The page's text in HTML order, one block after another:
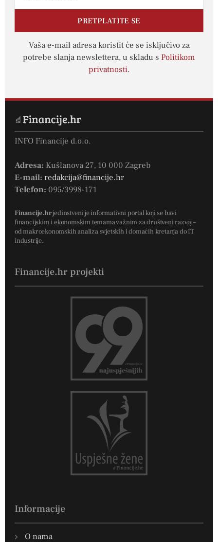
PRETPLATITE SE
Vaša e-mail adresa koristit će se isključivo za
potrebe slanja newslettera, u skladu s Politikom
privatnosti.
INFO Financije d.o.o.
Adresa: Kušlanova 27, 10 000 Zagreb
E-mail: redakcija@financije.hr
Telefon: 095/3998-171
Financije.hrjedinstveni je informativni portal koji se bavi
financijskim i ekonomskim temama važnim za društveni razvoj –
od makroekonomskih analiza svjetskih i domaćih kretanja do IT
industrije.
Financije.hr projekti
Informacije
O nama